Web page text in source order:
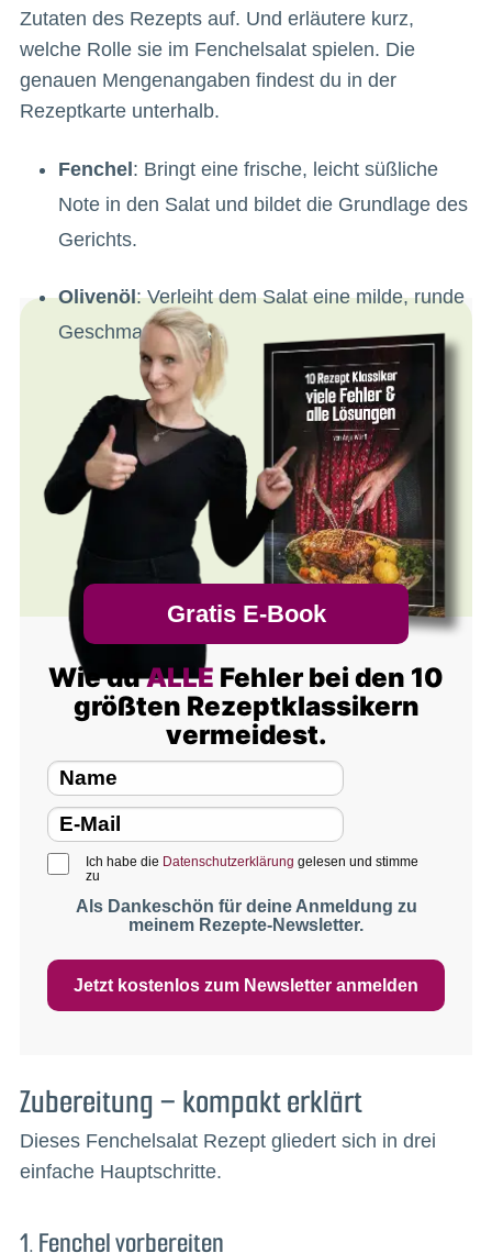
Zutaten des Rezepts auf. Und erläutere kurz,
welche Rolle sie im Fenchelsalat spielen. Die
genauen Mengenangaben findest du in der
Rezeptkarte unterhalb.
Fenchel: Bringt eine frische, leicht süßliche
Note in den Salat und bildet die Grundlage des
Gerichts.
Olivenöl: Verleiht dem Salat eine milde, runde
Geschmacksbasis.
Gratis E-Book
Wie duALLE Fehler bei den 10
größten Rezeptklassikern
vermeidest.
Ich habe die Datenschutzerklärung gelesen und stimme
zu
Als Dankeschön für deine Anmeldung zu
meinem Rezepte-Newsletter.
Jetzt kostenlos zum Newsletter anmelden
Zubereitung – kompakt erklärt
Dieses Fenchelsalat Rezept gliedert sich in drei
einfache Hauptschritte.
1. Fenchel vorbereiten